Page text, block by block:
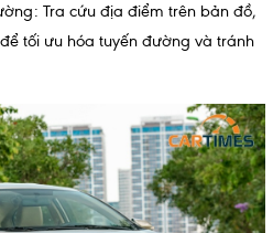
Tra cứu địa điểm trên bản đồ,
tối ưu hóa tuyến đường và tránh